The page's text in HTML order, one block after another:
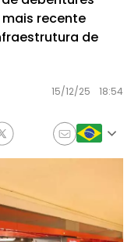
recente
de
15/12/25 18:54